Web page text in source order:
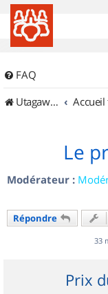
FAQ
UtagawaVTT (Randos VTT et VTTAE avec traces GPS)
Le
Modérateur :
Répondre
33
Prix